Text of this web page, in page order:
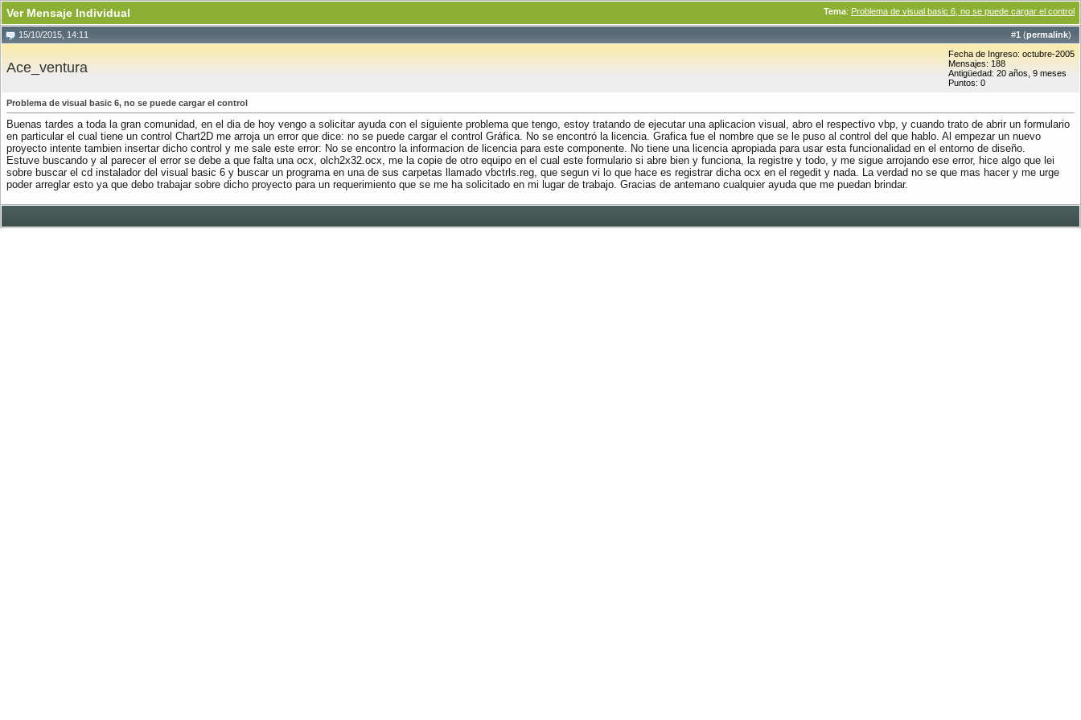
Tema: Problema de visual basic 6, no se puede cargar el control
Ver Mensaje Individual
#1 (permalink)
15/10/2015, 14:11
Ace_ventura
Fecha de Ingreso: octubre-2005
Mensajes: 188
Antigüedad: 20 años, 9 meses
Puntos: 0
Problema de visual basic 6, no se puede cargar el control
Buenas tardes a toda la gran comunidad, en el dia de hoy vengo a solicitar ayuda con el siguiente problema que tengo, estoy tratando de ejecutar una aplicacion visual, abro el respectivo vbp, y cuando trato de abrir un formulario
en particular el cual tiene un control Chart2D me arroja un error que dice: no se puede cargar el control Gráfica. No se encontró la licencia. Grafica fue el nombre que se le puso al control del que hablo. Al empezar un nuevo
proyecto intente tambien insertar dicho control y me sale este error: No se encontro la informacion de licencia para este componente. No tiene una licencia apropiada para usar esta funcionalidad en el entorno de diseño.
Estuve buscando y al parecer el error se debe a que falta una ocx, olch2x32.ocx, me la copie de otro equipo en el cual este formulario si abre bien y funciona, la registre y todo, y me sigue arrojando ese error, hice algo que lei
sobre buscar el cd instalador del visual basic 6 y buscar un programa en una de sus carpetas llamado vbctrls.reg, que segun vi lo que hace es registrar dicha ocx en el regedit y nada. La verdad no se que mas hacer y me urge
poder arreglar esto ya que debo trabajar sobre dicho proyecto para un requerimiento que se me ha solicitado en mi lugar de trabajo. Gracias de antemano cualquier ayuda que me puedan brindar.